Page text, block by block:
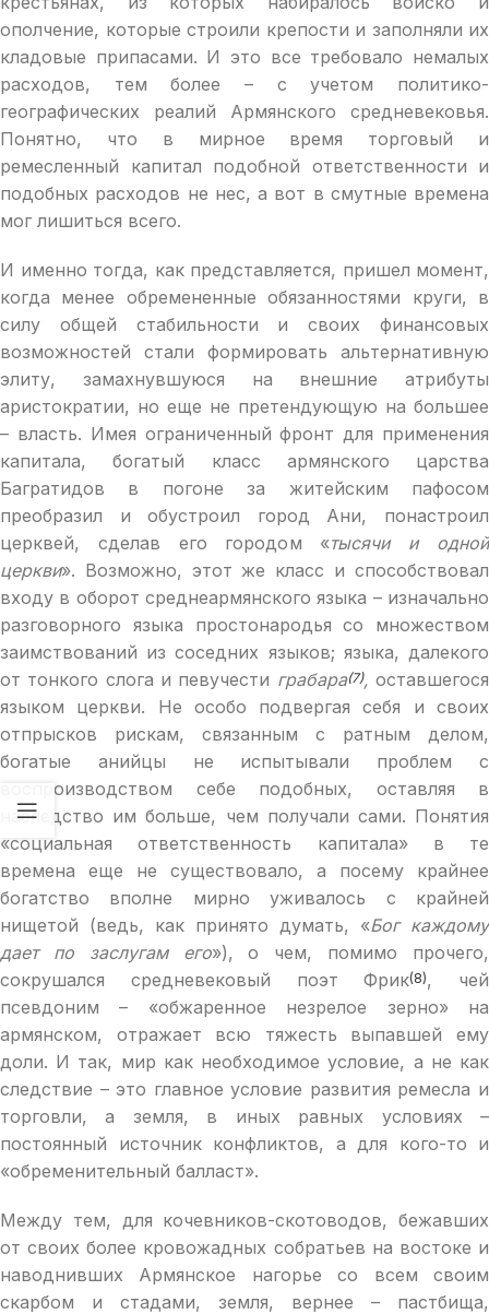
ополчение, которые строили крепости и заполняли их
кладовые припасами. И это все требовало немалых
расходов, тем более – с учетом политико-
географических реалий Армянского средневековья.
Понятно, что в мирное время торговый и
ремесленный капитал подобной ответственности и
подобных расходов не нес, а вот в смутные времена
мог лишиться всего.
И именно тогда, как представляется, пришел момент,
когда менее обремененные обязанностями круги, в
силу общей стабильности и своих финансовых
возможностей стали формировать альтернативную
элиту, замахнувшуюся на внешние атрибуты
аристократии, но еще не претендующую на большее
– власть. Имея ограниченный фронт для применения
капитала, богатый класс армянского царства
Багратидов в погоне за житейским пафосом
преобразил и обустроил город Ани, понастроил
церквей, сделав его городом «тысячи и одной
церкви». Возможно, этот же класс и способствовал
входу в оборот среднеармянского языка – изначально
разговорного языка простонародья со множеством
заимствований из соседних языков; языка, далекого
от тонкого слога и певучести грабара(7),оставшегося
языком церкви. Не особо подвергая себя и своих
отпрысков рискам, связанным с ратным делом,
богатые анийцы не испытывали проблем с
воспроизводством себе подобных, оставляя в
наследство им больше, чем получали сами. Понятия
«социальная ответственность капитала» в те
времена еще не существовало, а посему крайнее
богатство вполне мирно уживалось с крайней
нищетой (ведь, как принято думать, «Бог каждому
дает по заслугам его»), о чем, помимо прочего,
сокрушался средневековый поэт Фрик(8), чей
псевдоним – «обжаренное незрелое зерно» на
армянском, отражает всю тяжесть выпавшей ему
доли. И так, мир как необходимое условие, а не как
следствие – это главное условие развития ремесла и
торговли, а земля, в иных равных условиях –
постоянный источник конфликтов, а для кого-то и
«обременительный балласт».
Между тем, для кочевников-скотоводов, бежавших
от своих более кровожадных собратьев на востоке и
наводнивших Армянское нагорье со всем своим
скарбом и стадами, земля, вернее – пастбища,